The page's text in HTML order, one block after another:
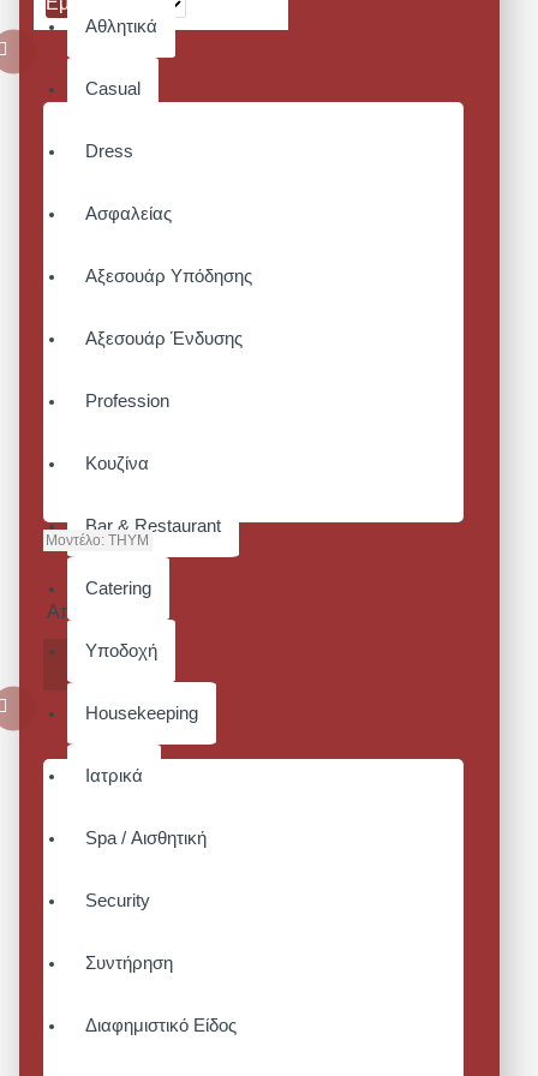
Αθλητικά
Casual
Dress
Ασφαλείας
Αξεσουάρ Υπόδησης
Αξεσουάρ Ένδυσης
Profession
Κουζίνα
Bar & Restaurant
Catering
Υποδοχή
Housekeeping
Ιατρικά
Spa / Αισθητική
Security
Συντήρηση
Διαφημιστικό Είδος
Μοντέλο: THYM
Από 14,88€
ΚΑΛΆΘΙ